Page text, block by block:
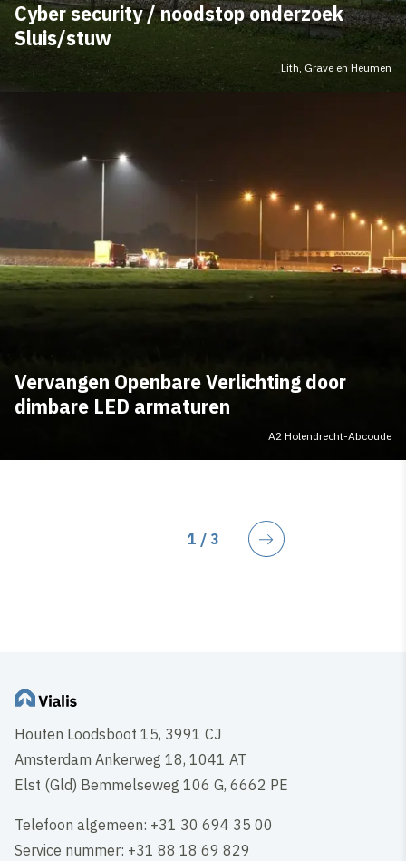
Cyber security / noodstop onderzoek
Sluis/stuw
Lith, Grave en Heumen
Vervangen Openbare Verlichting door
dimbare LED armaturen
A2 Holendrecht-Abcoude
Huidige pagina
1 / 3
Volgende
Houten Loodsboot 15, 3991 CJ
Amsterdam Ankerweg 18, 1041 AT
Elst (Gld) Bemmelseweg 106 G, 6662 PE
Telefoon algemeen: +31 30 694 35 00
Service nummer: +31 88 18 69 829